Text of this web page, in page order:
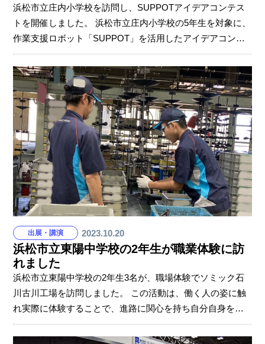
浜松市立庄内小学校を訪問し、SUPPOTアイデアコンテス
トを開催しました。 浜松市立庄内小学校の5年生を対象に、
作業支援ロボット「SUPPOT」を活用したアイデアコンテ
ストを実施しています。先進技術と自分のアイデアを掛け
合わせ、社会が抱える問題に取り組み、より良い未来の創
造を考えることが目的、社会科「私たちのくらしと工業生
産」学習の一環です。 SUPPOTは、汎用性と走破性に優れ
た作業支援ロボット。自動車の足回り部品「ボールジョイ
ント」製造で培ったノウハウを活かし、日本の少子高齢化
に伴う労働力不足を解決するために開発され、レンタルサ
ービスを通じてさまざまな業界の「きつい」を解決して
出展・講演 2023.10.20
浜松市立東陽中学校の2年生が職業体験に訪
れました
浜松市立東陽中学校の2年生3名が、職場体験でソミック石
川古川工場を訪問しました。 この活動は、働く人の姿に触
れ実際に体験することで、進路に関心を持ち自分自身を高
めていくことを目的に実施されているそうです。 午前中、
工場の仕事では、「洗浄工程」「作業支援ロボットの追